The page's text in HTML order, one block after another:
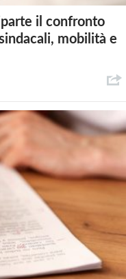
il confronto
mobilità e